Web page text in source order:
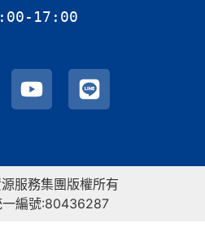
17:00
服務集團版權所有
一編號:80436287